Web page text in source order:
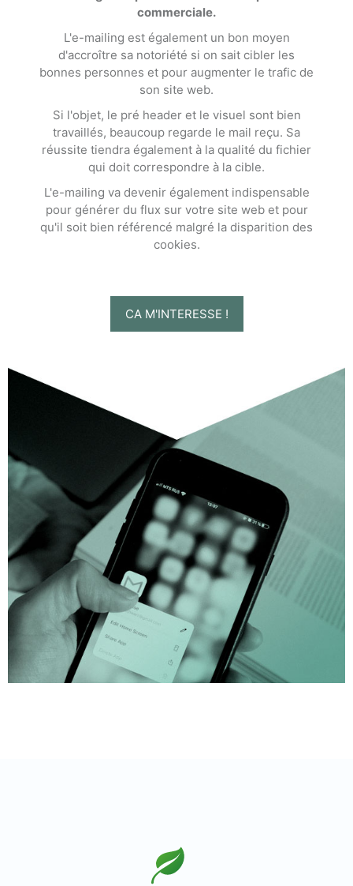
commerciale.
L'e-mailing est également un bon moyen
d'accroître sa notoriété si on sait cibler les
bonnes personnes et pour augmenter le trafic de
son site web.
Si l'objet, le pré header et le visuel sont bien
travaillés, beaucoup regarde le mail reçu. Sa
réussite tiendra également à la qualité du fichier
qui doit correspondre à la cible.
L'e-mailing va devenir également indispensable
pour générer du flux sur votre site web et pour
qu'il soit bien référencé malgré la disparition des
cookies.
CA M'INTERESSE !